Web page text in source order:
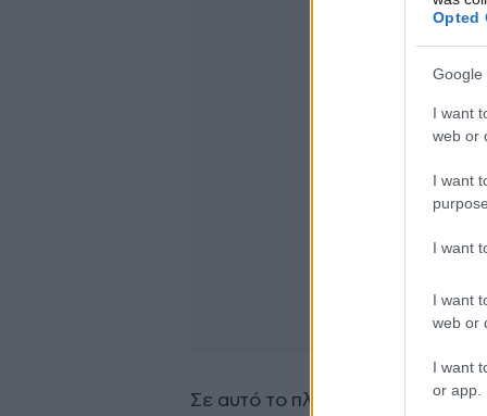
Opted
Google
I want
web or
I want
I want
I want
web or
I want
or app.
Σε αυτό το πλαίσιο σημείωσε: